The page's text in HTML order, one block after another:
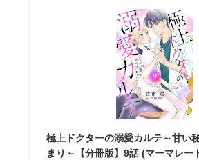
極上ドクターの溺愛カルテ～甘い
まり～【分冊版】9話 (マーマレー